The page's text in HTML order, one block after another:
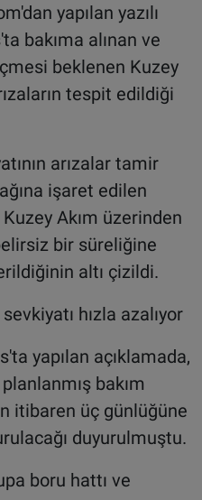
yapılan yazılı
bakıma alınan ve
beklenen Kuzey
tespit edildiği
arızalar tamir
işaret edilen
Akım üzerinden
bir süreliğine
altı çizildi.
hızla azalıyor
yapılan açıklamada,
bakım
itibaren üç günlüğüne
duyurulmuştu.
boru hattı ve